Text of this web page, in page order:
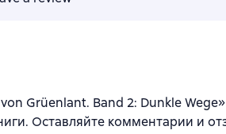
Grüenlant. Band 2: Dunkle
Оставляйте комментарии и